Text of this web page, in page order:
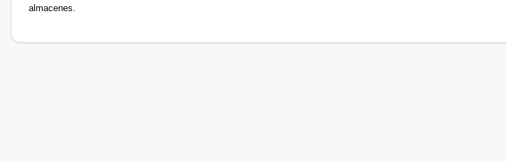
almacenes.